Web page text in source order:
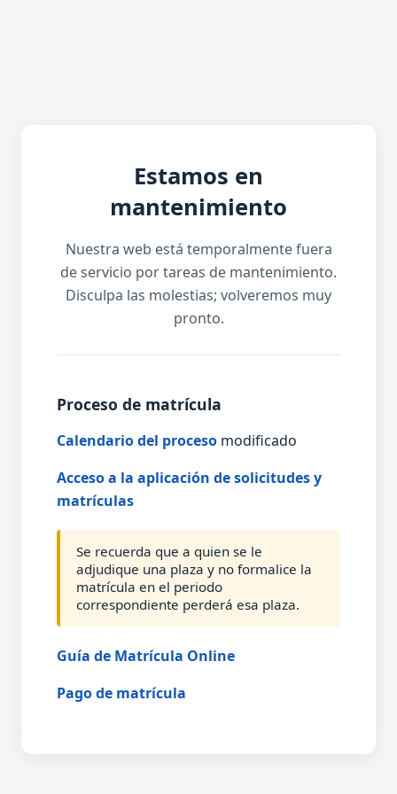
Estamos en
mantenimiento
Nuestra web está temporalmente fuera
de servicio por tareas de mantenimiento.
Disculpa las molestias; volveremos muy
pronto.
Proceso de matrícula
Calendario del proceso modificado
Acceso a la aplicación de solicitudes y
matrículas
Se recuerda que a quien se le
adjudique una plaza y no formalice la
matrícula en el periodo
correspondiente perderá esa plaza.
Guía de Matrícula Online
Pago de matrícula